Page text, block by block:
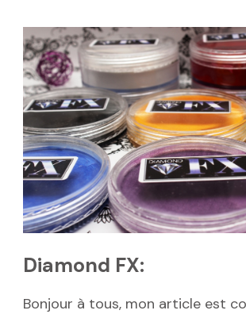
Diamond FX:
Bonjour à tous, mon article est